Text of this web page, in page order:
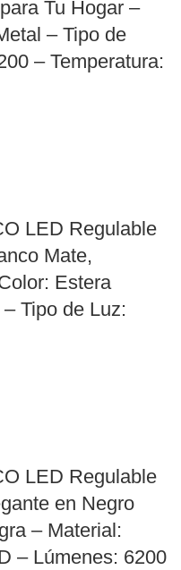
Tu Hogar –
– Tipo de
– Temperatura:
LED Regulable
Mate,
Estera
Tipo de Luz:
LED Regulable
en Negro
– Material:
– Lúmenes: 6200